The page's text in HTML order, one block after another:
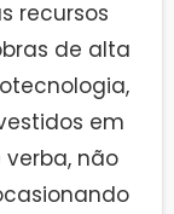
recursos
de alta
em
não